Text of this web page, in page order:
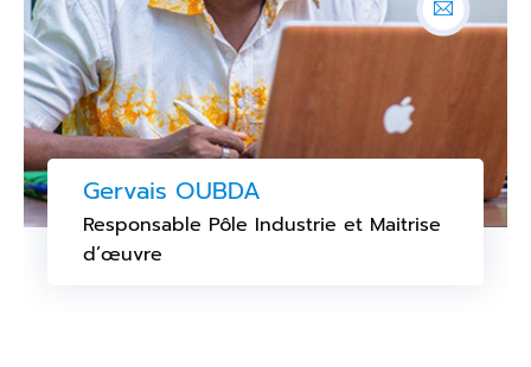
Gervais OUBDA
Responsable Pôle Industrie et Maitrise
d’œuvre